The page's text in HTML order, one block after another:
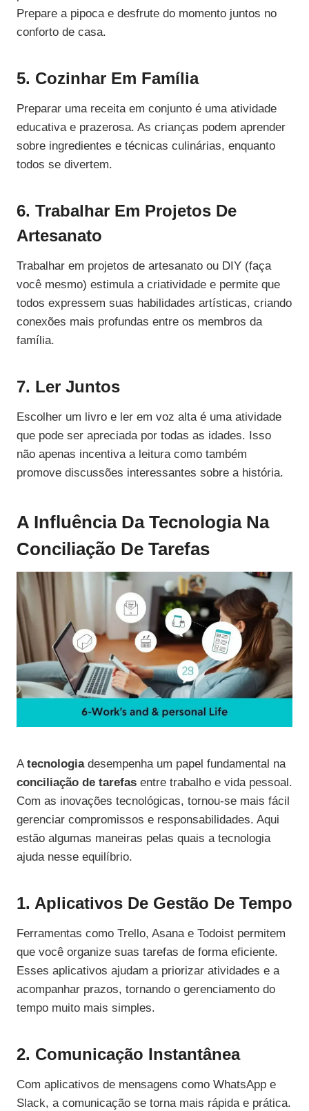
Prepare a pipoca e desfrute do momento juntos no
conforto de casa.
5. Cozinhar Em Família
Preparar uma receita em conjunto é uma atividade
educativa e prazerosa. As crianças podem aprender
sobre ingredientes e técnicas culinárias, enquanto
todos se divertem.
6. Trabalhar Em Projetos De
Artesanato
Trabalhar em projetos de artesanato ou DIY (faça
você mesmo) estimula a criatividade e permite que
todos expressem suas habilidades artísticas, criando
conexões mais profundas entre os membros da
família.
7. Ler Juntos
Escolher um livro e ler em voz alta é uma atividade
que pode ser apreciada por todas as idades. Isso
não apenas incentiva a leitura como também
promove discussões interessantes sobre a história.
A Influência Da Tecnologia Na
Conciliação De Tarefas
Atecnologiadesempenha um papel fundamental na
conciliação de tarefas entre trabalho e vida pessoal.
Com as inovações tecnológicas, tornou-se mais fácil
gerenciar compromissos e responsabilidades. Aqui
estão algumas maneiras pelas quais a tecnologia
ajuda nesse equilíbrio.
1. Aplicativos De Gestão De Tempo
Ferramentas como Trello, Asana e Todoist permitem
que você organize suas tarefas de forma eficiente.
Esses aplicativos ajudam a priorizar atividades e a
acompanhar prazos, tornando o gerenciamento do
tempo muito mais simples.
2. Comunicação Instantânea
Com aplicativos de mensagens como WhatsApp e
Slack, a comunicação se torna mais rápida e prática.